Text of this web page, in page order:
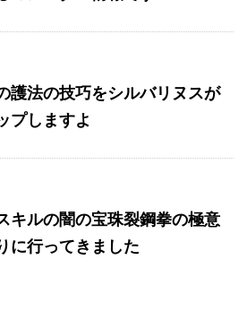
護法の技巧をシルバリヌスが
プしますよ
キルの闇の宝珠裂鋼拳の極意
に行ってきました